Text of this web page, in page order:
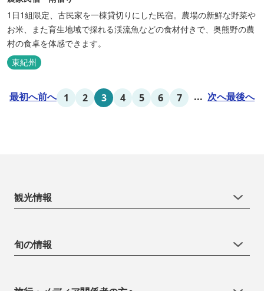
1日1組限定、古民家を一棟貸切りにした民宿。農場の新鮮な野菜や
お米、また育生地域で採れる渓流魚などの食材付きで、奥熊野の農
村の食卓を体感できます。
東紀州
最初へ前へ 1 2 3 4 5 6 7 ... 次へ最後へ
観光情報
旬の情報